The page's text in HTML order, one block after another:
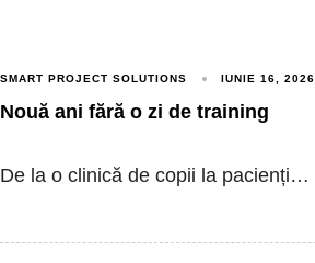
SMART PROJECT SOLUTIONS IUNIE 16, 2026
Nouă ani fără o zi de training
De la o clinică de copii la pacienți…